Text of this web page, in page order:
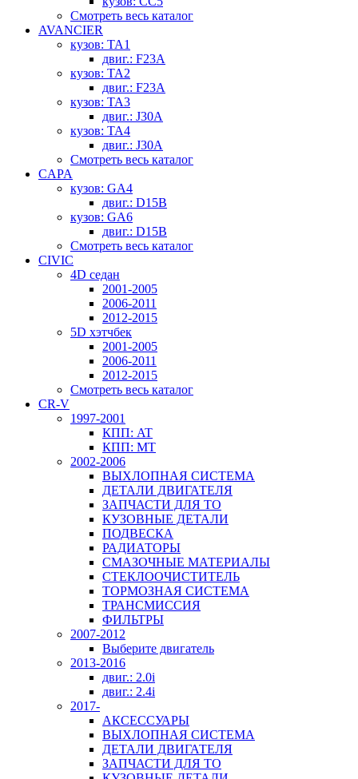
Смотреть весь каталог
AVANCIER
кузов: TA1
двиг.: F23A
кузов: TA2
двиг.: F23A
кузов: TA3
двиг.: J30A
кузов: TA4
двиг.: J30A
Смотреть весь каталог
CAPA
кузов: GA4
двиг.: D15B
кузов: GA6
двиг.: D15B
Смотреть весь каталог
CIVIC
4D седан
2001-2005
2006-2011
2012-2015
5D хэтчбек
2001-2005
2006-2011
2012-2015
Смотреть весь каталог
CR-V
1997-2001
КПП: AT
КПП: MT
2002-2006
ВЫХЛОПНАЯ СИСТЕМА
ДЕТАЛИ ДВИГАТЕЛЯ
ЗАПЧАСТИ ДЛЯ ТО
КУЗОВНЫЕ ДЕТАЛИ
ПОДВЕСКА
РАДИАТОРЫ
СМАЗОЧНЫЕ МАТЕРИАЛЫ
СТЕКЛООЧИСТИТЕЛЬ
ТОРМОЗНАЯ СИСТЕМА
ТРАНСМИССИЯ
ФИЛЬТРЫ
2007-2012
Выберите двигатель
2013-2016
двиг.: 2.0i
двиг.: 2.4i
2017-
АКСЕССУАРЫ
ВЫХЛОПНАЯ СИСТЕМА
ДЕТАЛИ ДВИГАТЕЛЯ
ЗАПЧАСТИ ДЛЯ ТО